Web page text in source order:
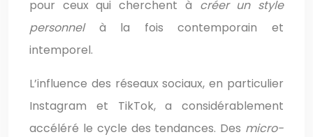
pour ceux qui cherchent à créer un style
personnel à la fois contemporain et
intemporel.
L’influence des réseaux sociaux, en particulier
Instagram et TikTok, a considérablement
accéléré le cycle des tendances. Des micro-